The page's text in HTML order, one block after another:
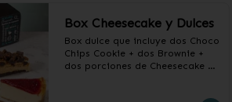
Box Cheesecake y Dulces
Box dulce que incluye dos Choco
Chips Cookie + dos Brownie +
dos porciones de Cheesecake a